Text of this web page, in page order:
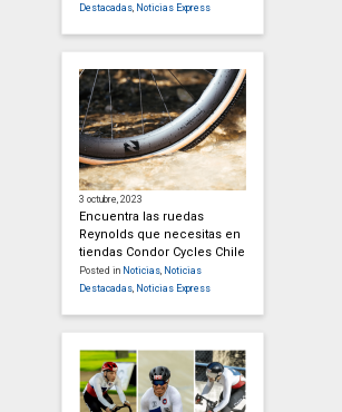
Destacadas Noticias Express
3 octubre, 2023
Encuentra las ruedas
Reynolds que necesitas en
tiendas Condor Cycles Chile
Posted in Noticias Noticias
Destacadas Noticias Express